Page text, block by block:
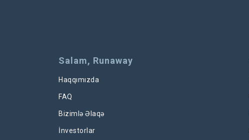
Salam, Runaway
Haqqımızda
FAQ
Bizimlə Əlaqə
İnvestorlar